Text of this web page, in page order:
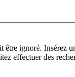
ignoré. Insérez
effectuer des